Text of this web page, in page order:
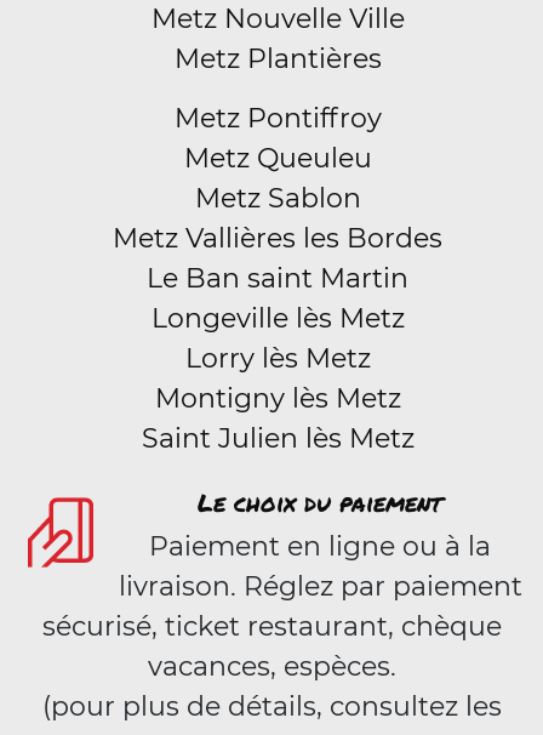
Metz Nouvelle Ville
Metz Plantières
Metz Pontiffroy
Metz Queuleu
Metz Sablon
Metz Vallières les Bordes
Le Ban saint Martin
Longeville lès Metz
Lorry lès Metz
Montigny lès Metz
Saint Julien lès Metz
Le choix du paiement
Paiement en ligne ou à la
livraison. Réglez par paiement
sécurisé, ticket restaurant, chèque
vacances, espèces.
(pour plus de détails, consultez les